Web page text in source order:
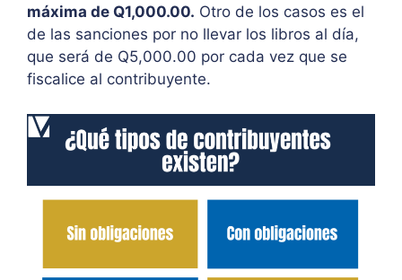
máxima de Q1,000.00. Otro de los casos es el
de las sanciones por no llevar los libros al día,
que será de Q5,000.00 por cada vez que se
fiscalice al contribuyente.